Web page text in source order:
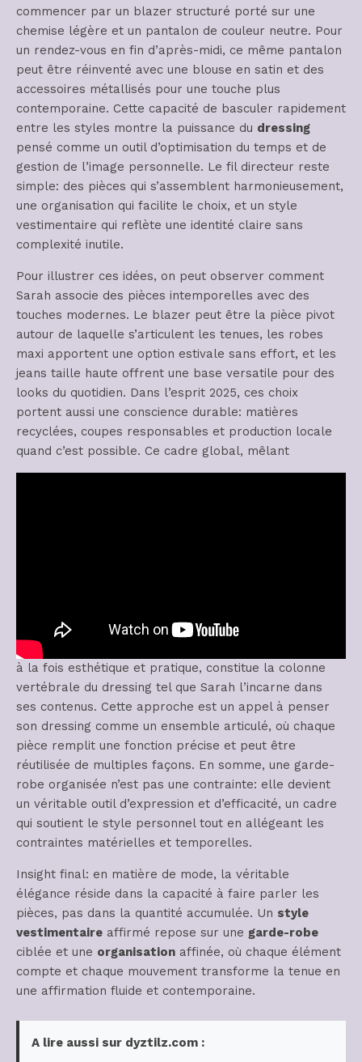
commencer par un blazer structuré porté sur une
chemise légère et un pantalon de couleur neutre. Pour
un rendez-vous en fin d’après-midi, ce même pantalon
peut être réinventé avec une blouse en satin et des
accessoires métallisés pour une touche plus
contemporaine. Cette capacité de basculer rapidement
entre les styles montre la puissance du dressing
pensé comme un outil d’optimisation du temps et de
gestion de l’image personnelle. Le fil directeur reste
simple: des pièces qui s’assemblent harmonieusement,
une organisation qui facilite le choix, et un style
vestimentaire qui reflète une identité claire sans
complexité inutile.
Pour illustrer ces idées, on peut observer comment
Sarah associe des pièces intemporelles avec des
touches modernes. Le blazer peut être la pièce pivot
autour de laquelle s’articulent les tenues, les robes
maxi apportent une option estivale sans effort, et les
jeans taille haute offrent une base versatile pour des
looks du quotidien. Dans l’esprit 2025, ces choix
portent aussi une conscience durable: matières
recyclées, coupes responsables et production locale
quand c’est possible. Ce cadre global, mêlant
à la fois esthétique et pratique, constitue la colonne
vertébrale du dressing tel que Sarah l’incarne dans
ses contenus. Cette approche est un appel à penser
son dressing comme un ensemble articulé, où chaque
pièce remplit une fonction précise et peut être
réutilisée de multiples façons. En somme, une garde-
robe organisée n’est pas une contrainte: elle devient
un véritable outil d’expression et d’efficacité, un cadre
qui soutient le style personnel tout en allégeant les
contraintes matérielles et temporelles.
Insight final: en matière de mode, la véritable
élégance réside dans la capacité à faire parler les
pièces, pas dans la quantité accumulée. Un style
vestimentaire affirmé repose sur une garde-robe
ciblée et une organisation affinée, où chaque élément
compte et chaque mouvement transforme la tenue en
une affirmation fluide et contemporaine.
A lire aussi sur dyztilz.com :